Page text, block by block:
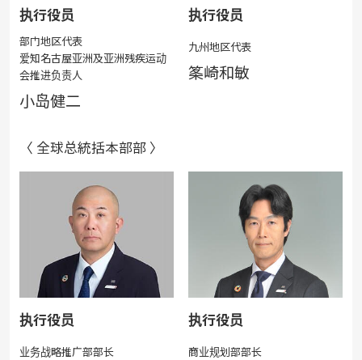
执行役员
部门地区代表
爱知名古屋亚洲及亚洲残疾运动
会推进负责人
小岛健二
执行役员
九州地区代表
筿崎和敏
〈 全球总統括本部部 〉
执行役员
业务战略推广部部长
执行役员
商业规划部部长